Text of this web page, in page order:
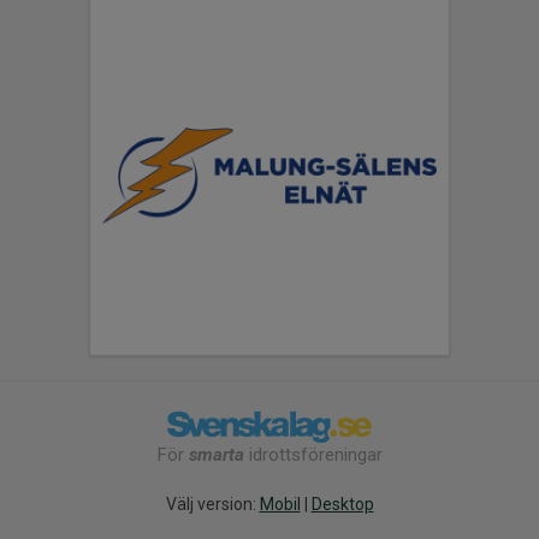
För smarta idrottsföreningar
Välj version: Mobil Desktop